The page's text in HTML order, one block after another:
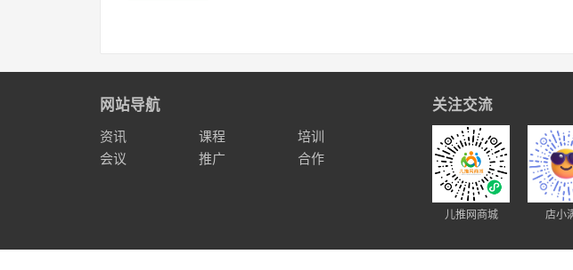
网站导航
资讯 课程
培训
会议
推广 合作
关注交流
儿推网商城 店小